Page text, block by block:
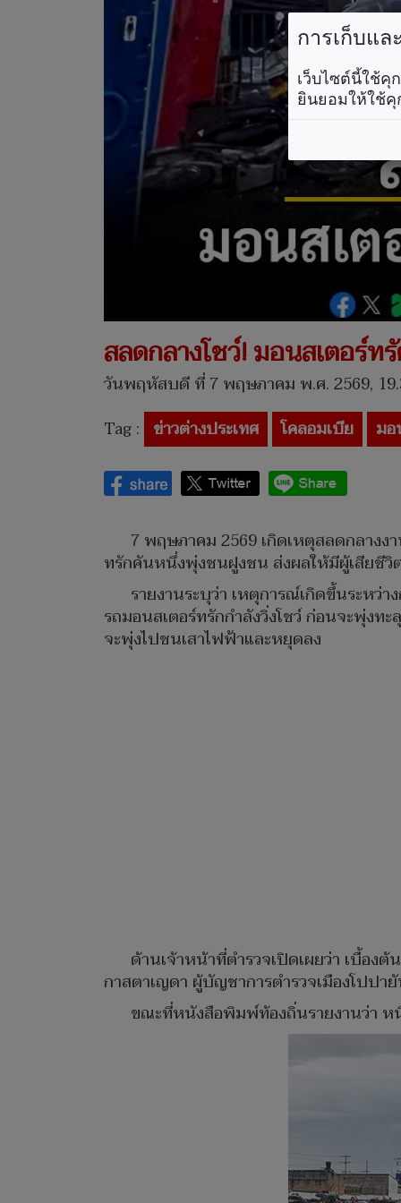
สลดกลางโชว์! มอนสเตอร์
วันพฤหัสบดี ที่ 7 พฤษภาคม พ.ศ. 2569,
Tag : ข่าวต่างประเทศ โคลอมเบีย มอ
7 พฤษภาคม 2569 เกิดเหตุสลดกลางง
ทรักคันหนึ่งพุ่งชนฝูงชน ส่งผลให้มีผู้เสียชีวิ
รายงานระบุว่า เหตุการณ์เกิดขึ้นระหว่
รถมอนสเตอร์ทรักกำลังวิ่งโชว์ ก่อนจะพุ่ง
จะพุ่งไปชนเสาไฟฟ้าและหยุดลง
ด้านเจ้าหน้าที่ตำรวจเปิดเผยว่า เบื้อง
กาสตาเญดา ผู้บัญชาการตำรวจเมืองโปปา
ขณะที่หนังสือพิมพ์ท้องถิ่นรายงานว่า ห
การเก็บแล
เว็บไซต์นี้ใช้คุ
ยินยอมให้ใช้คุ